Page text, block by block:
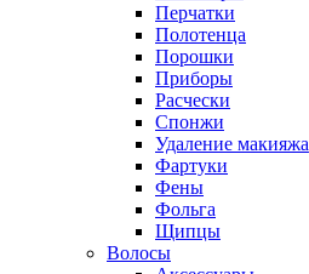
Перчатки
Полотенца
Порошки
Приборы
Расчески
Спонжи
Удаление макияжа
Фартуки
Фены
Фольга
Щипцы
Волосы